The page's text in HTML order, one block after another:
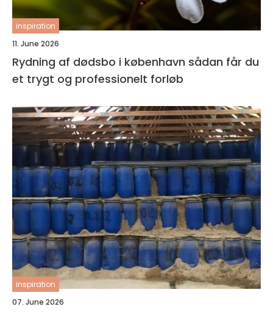
inspiration
11. June 2026
Rydning af dødsbo i københavn sådan får du
et trygt og professionelt forløb
inspiration
07. June 2026